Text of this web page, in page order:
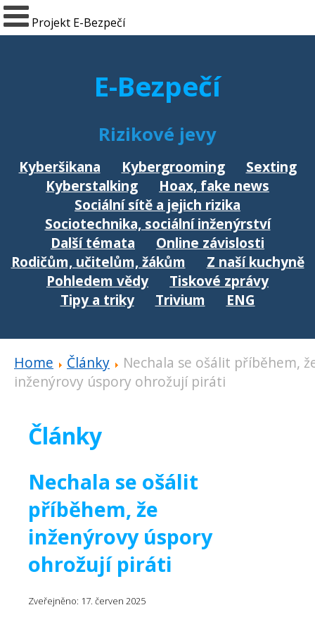
Projekt E-Bezpečí
E-Bezpečí
Rizikové jevy
Kyberšikana Kybergrooming
Sexting
Kyberstalking
Hoax, fake news
Sociální sítě a jejich rizika
Sociotechnika, sociální inženýrství
Další témata
Online závislosti
Rodičům, učitelům, žákům
Z naší kuchyně
Pohledem vědy
Tiskové zprávy
Tipy a triky
Trivium ENG
Home Články
Nechala se ošálit příběhem,
inženýrovy úspory ohrožují piráti
Články
Nechala se ošálit
příběhem, že
inženýrovy úspory
ohrožují piráti
Zveřejněno: 17. červen 2025